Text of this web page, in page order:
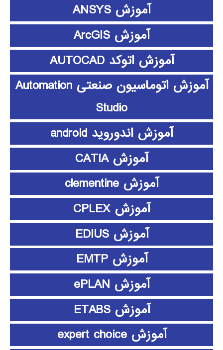
آموزش ANSYS
آموزش ArcGIS
آموزش اتوکد AUTOCAD
آموزش اتوماسیون صنعتی Automation
Studio
آموزش اندوروید android
آموزش CATIA
آموزش clementine
آموزش CPLEX
آموزش EDIUS
آموزش EMTP
آموزش ePLAN
آموزش ETABS
آموزش expert choice